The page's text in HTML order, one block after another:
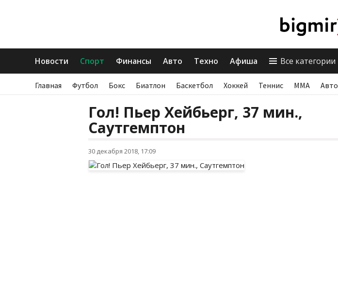
Новости Спорт Финансы Авто Техно Афиша Все категории
Главная Футбол Бокс Биатлон Баскетбол Хоккей Теннис ММА Авто
Гол! Пьер Хейбьерг, 37 мин.,
Саутгемптон
30 декабря 2018, 17:09